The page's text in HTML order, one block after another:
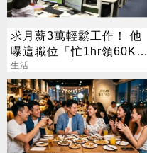
求月薪3萬輕鬆工作！ 他
曝這職位「忙1hr領60K」
網瘋問：在哪
生活